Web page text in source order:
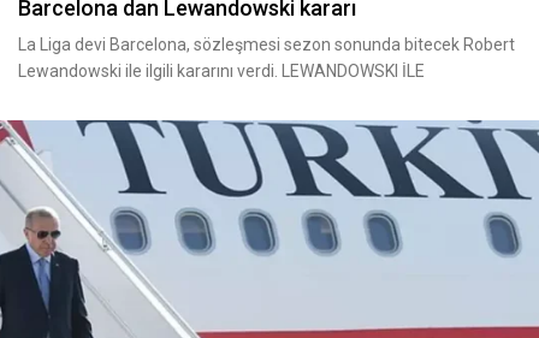
Barcelona dan Lewandowski kararı
La Liga devi Barcelona, sözleşmesi sezon sonunda bitecek Robert
Lewandowski ile ilgili kararını verdi. LEWANDOWSKI İLE